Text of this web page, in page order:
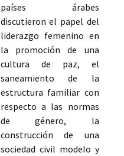
países árabes
discutieron el papel del
liderazgo femenino en
la promoción de una
cultura de paz, el
saneamiento de la
estructura familiar con
respecto a las normas
de género, la
construcción de una
sociedad civil modelo y